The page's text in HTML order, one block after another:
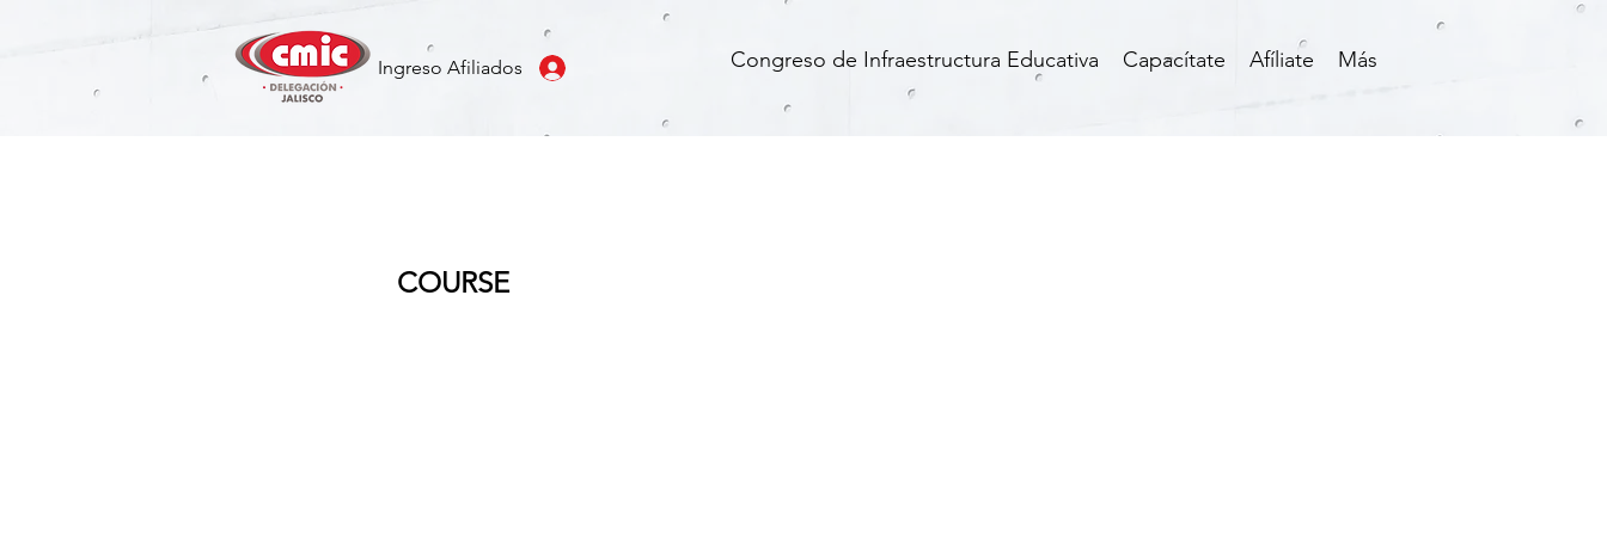
Ingreso Afiliados Congreso de Infraestructura Educativa Capacítate Afíliate Más
COURSE